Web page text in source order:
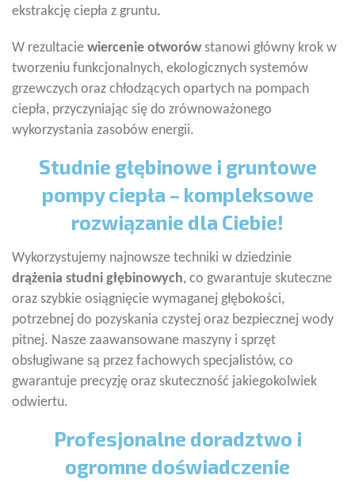
ekstrakcję ciepła z gruntu.
W rezultacie wiercenie otworówstanowi główny krok w
tworzeniu funkcjonalnych, ekologicznych systemów
grzewczych oraz chłodzących opartych na pompach
ciepła, przyczyniając się do zrównoważonego
wykorzystania zasobów energii.
Studnie głębinowe i gruntowe
pompy ciepła – kompleksowe
rozwiązanie dla Ciebie!
Wykorzystujemy najnowsze techniki w dziedzinie
drążenia studni głębinowych, co gwarantuje skuteczne
oraz szybkie osiągnięcie wymaganej głębokości,
potrzebnej do pozyskania czystej oraz bezpiecznej wody
pitnej. Nasze zaawansowane maszyny i sprzęt
obsługiwane są przez fachowych specjalistów, co
gwarantuje precyzję oraz skuteczność jakiegokolwiek
odwiertu.
Profesjonalne doradztwo i
ogromne doświadczenie